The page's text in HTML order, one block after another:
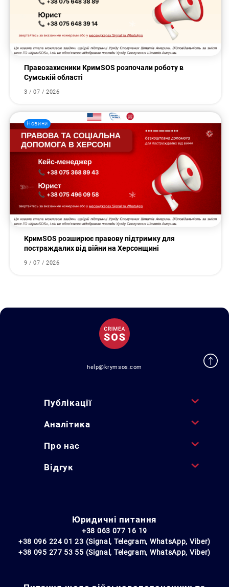
Правозахисники КримSOS розпочали роботу в
Сумській області
3 / 07 / 2026
Новини
КримSOS розширює правову підтримку для
постраждалих від війни на Херсонщині
9 / 07 / 2026
help@krymsos.com
Публікації
Аналітика
Про нас
Відгук
Юридичні питання
+38 063 077 16 19
+38 096 224 01 23 (Signal, Telegram, WhatsApp, Viber)
+38 095 277 53 55 (Signal, Telegram, WhatsApp, Viber)